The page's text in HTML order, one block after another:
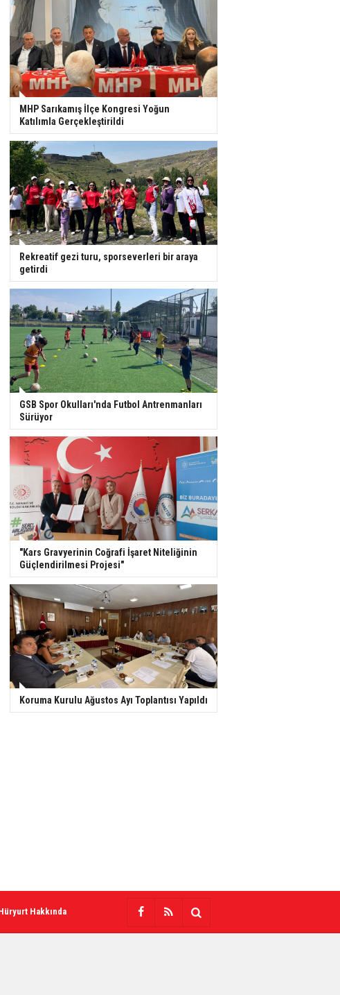
MHP Sarıkamış İlçe Kongresi Yoğun
Katılımla Gerçekleştirildi
Rekreatif gezi turu, sporseverleri bir araya
getirdi
GSB Spor Okulları'nda Futbol Antrenmanları
Sürüyor
"Kars Gravyerinin Coğrafi İşaret Niteliğinin
Güçlendirilmesi Projesi"
Koruma Kurulu Ağustos Ayı Toplantısı Yapıldı
Hakkında